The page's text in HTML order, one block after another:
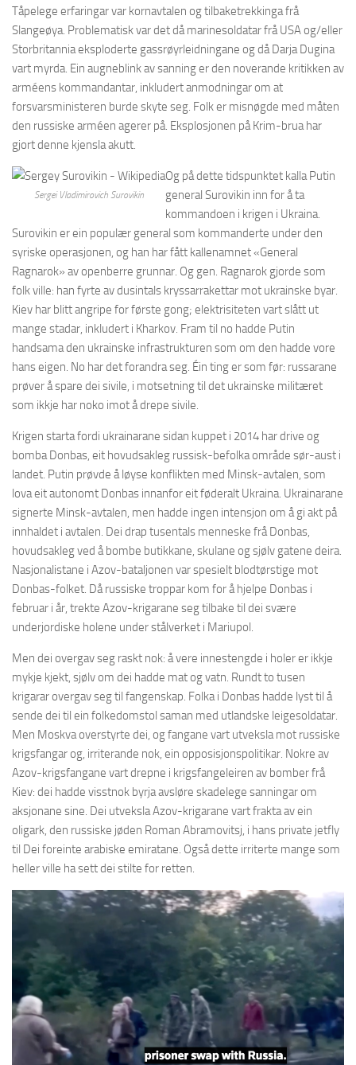
Tåpelege erfaringar var kornavtalen og tilbaketrekkinga frå
Slangeøya. Problematisk var det då marinesoldatar frå USA og/eller
Storbritannia eksploderte gassrøyrleidningane og då Darja Dugina
vart myrda. Ein augneblink av sanning er den noverande kritikken av
arméens kommandantar, inkludert anmodningar om at
forsvarsministeren burde skyte seg. Folk er misnøgde med måten
den russiske arméen agerer på. Eksplosjonen på Krim-brua har
gjort denne kjensla akutt.
Sergei Vladimirovich Surovikin
Og på dette tidspunktet kalla Putin
general Surovikin inn for å ta
kommandoen i krigen i Ukraina.
Surovikin er ein populær general som kommanderte under den
syriske operasjonen, og han har fått kallenamnet «General
Ragnarok» av openberre grunnar. Og gen. Ragnarok gjorde som
folk ville: han fyrte av dusintals kryssarrakettar mot ukrainske byar.
Kiev har blitt angripe for første gong; elektrisiteten vart slått ut
mange stadar, inkludert i Kharkov. Fram til no hadde Putin
handsama den ukrainske infrastrukturen som om den hadde vore
hans eigen. No har det forandra seg. Éin ting er som før: russarane
prøver å spare dei sivile, i motsetning til det ukrainske militæret
som ikkje har noko imot å drepe sivile.
Krigen starta fordi ukrainarane sidan kuppet i 2014 har drive og
bomba Donbas, eit hovudsakleg russisk-befolka område sør-aust i
landet. Putin prøvde å løyse konflikten med Minsk-avtalen, som
lova eit autonomt Donbas innanfor eit føderalt Ukraina. Ukrainarane
signerte Minsk-avtalen, men hadde ingen intensjon om å gi akt på
innhaldet i avtalen. Dei drap tusentals menneske frå Donbas,
hovudsakleg ved å bombe butikkane, skulane og sjølv gatene deira.
Nasjonalistane i Azov-bataljonen var spesielt blodtørstige mot
Donbas-folket. Då russiske troppar kom for å hjelpe Donbas i
februar i år, trekte Azov-krigarane seg tilbake til dei svære
underjordiske holene under stålverket i Mariupol.
Men dei overgav seg raskt nok: å vere innestengde i holer er ikkje
mykje kjekt, sjølv om dei hadde mat og vatn. Rundt to tusen
krigarar overgav seg til fangenskap. Folka i Donbas hadde lyst til å
sende dei til ein folkedomstol saman med utlandske leigesoldatar.
Men Moskva overstyrte dei, og fangane vart utveksla mot russiske
krigsfangar og, irriterande nok, ein opposisjonspolitikar. Nokre av
Azov-krigsfangane vart drepne i krigsfangeleiren av bomber frå
Kiev: dei hadde visstnok byrja avsløre skadelege sanningar om
aksjonane sine. Dei utveksla Azov-krigarane vart frakta av ein
oligark, den russiske jøden Roman Abramovitsj, i hans private jetfly
til Dei foreinte arabiske emiratane. Også dette irriterte mange som
heller ville ha sett dei stilte for retten.